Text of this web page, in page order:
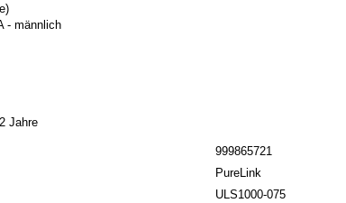
- männlich
Jahre
999865721
PureLink
ULS1000-075